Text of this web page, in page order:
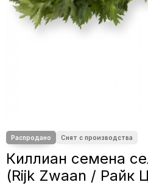
Joy Seeds
May Seed
Киллиан семена
(Rijk Zwaan / Райк